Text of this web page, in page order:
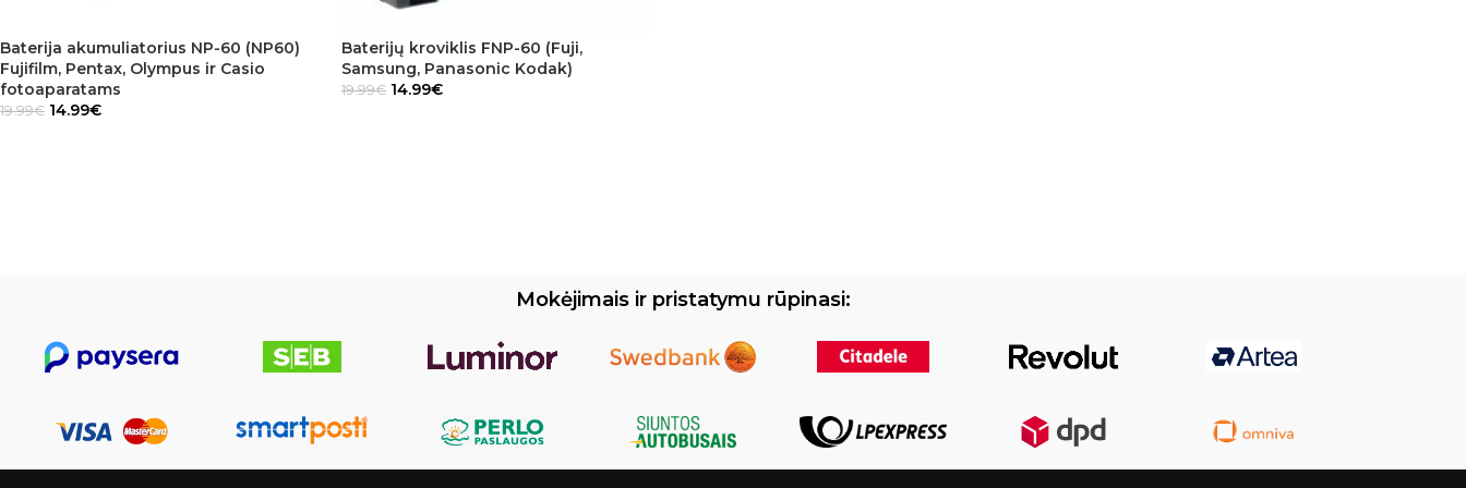
Baterija akumuliatorius NP-60 (NP60)
Fujifilm, Pentax, Olympus ir Casio
fotoaparatams
19.99€ 14.99€
Baterijų kroviklis FNP-60 (Fuji,
Samsung, Panasonic Kodak)
19.99€ 14.99€
Mokėjimais ir pristatymu rūpinasi: